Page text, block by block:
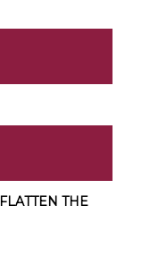
FLATTEN THE